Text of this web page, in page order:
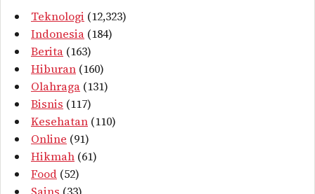
Teknologi (12,323)
Indonesia (184)
Berita (163)
Hiburan (160)
Olahraga (131)
Bisnis (117)
Kesehatan (110)
Online (91)
Hikmah (61)
Food (52)